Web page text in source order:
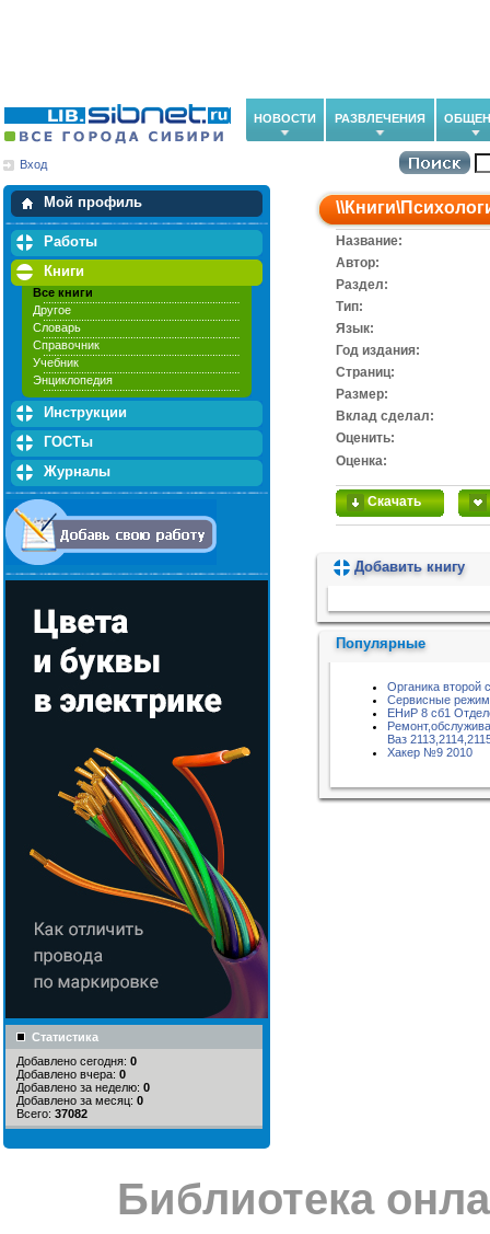
НОВОСТИ РАЗВЛЕЧЕНИЯ
Вход
Мой профиль
Мои закладки
Работы
Книги
Все книги
Другое
Словарь
Справочник
Учебник
Энциклопедия
Инструкции
ГОСТы
Журналы
Статистика
Добавлено сегодня: 0
Добавлено вчера: 0
Добавлено за неделю: 0
Добавлено за месяц: 0
Всего: 37082
\\Книги\
Название:
Автор:
Раздел:
Тип:
Язык:
Год издания:
Cтраниц:
Размер:
Вклад сделал:
Оценить:
Оценка:
Скачать
Добавить книгу
Популярные
Органика второй
Сервисные
ЕНиР 8 сб1
Ваз
Хакер №9 2010
Библиотека